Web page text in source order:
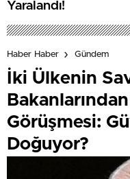
Yaralandı!
Haber Haber Gündem
İki Ülkenin
Görüşmesi:
Doğuyor?